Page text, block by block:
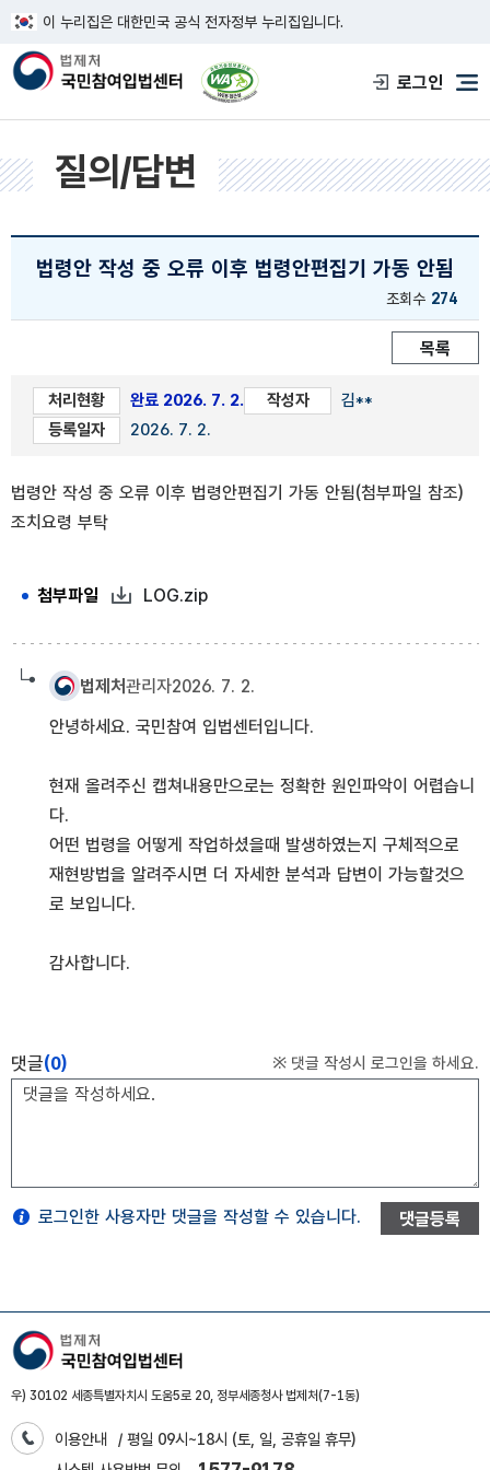
이 누리집은 대한민국 공식 전자정부 누리집입니다.
한국웹접근성인증평가원 웹접근성 사이
로그인
메
질의/답변
법령안 작성 중 오류 이후 법령안편집기 가동 안됨
조회수 274
목록
처리현황 완료 2026. 7. 2. 작성자
김**
등록일자
2026. 7. 2.
법령안 작성 중 오류 이후 법령안편집기 가동 안됨(첨부파일 참조)
조치요령 부탁
첨부파일 첨부파일 설명글 :LOG
LOG.zip
법제처관리자2026. 7. 2.
안녕하세요. 국민참여 입법센터입니다.
현재 올려주신 캡쳐내용만으로는 정확한 원인파악이 어렵습니
다.
어떤 법령을 어떻게 작업하셨을때 발생하였는지 구체적으로
재현방법을 알려주시면 더 자세한 분석과 답변이 가능할것으
로 보입니다.
감사합니다.
댓글(0) ※ 댓글 작성시 로그인을 하세요.
로그인한 사용자만 댓글을 작성할 수 있습니다. 댓글등록
우) 30102 세종특별자치시 도움5로 20, 정부세종청사 법제처(7-1동)
이용안내
/ 평일 09시~18시 (토, 일, 공휴일 휴무)